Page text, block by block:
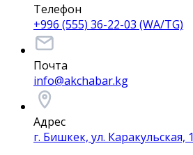
Телефон
+996 (555) 36-22-03 (WA/TG)
Почта
info@akchabar.kg
Адрес
г. Бишкек, ул. Каракульская, 1